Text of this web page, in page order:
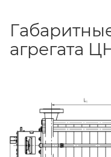
агрегата